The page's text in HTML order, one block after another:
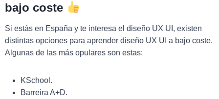
bajo coste
Si estás en España y te interesa el diseño UX UI, existen
distintas opciones para aprender diseño UX UI a bajo coste.
Algunas de las más opulares son estas:
KSchool.
Barreira A+D.